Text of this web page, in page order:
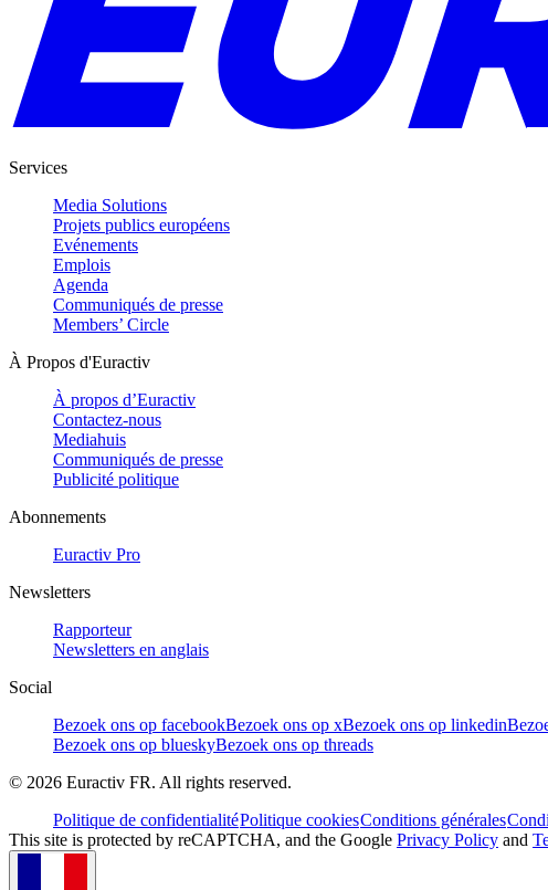
Services
Media Solutions
Projets publics européens
Evénements
Emplois
Agenda
Communiqués de presse
Members’ Circle
À Propos d'Euractiv
À propos d’Euractiv
Contactez-nous
Mediahuis
Communiqués de presse
Publicité politique
Abonnements
Euractiv Pro
Newsletters
Rapporteur
Newsletters en anglais
Social
Bezoek ons op facebookBezoek ons op xBezoek ons op linkedin
Bezoek ons op blueskyBezoek ons op threads
© 2026 Euractiv FR. All rights reserved.
Politique de confidentialitéPolitique cookiesConditions générales
This site is protected by reCAPTCHA, and the Google Privacy Policy and